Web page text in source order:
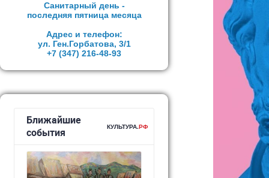
Санитарный день -
последняя пятница месяца
Адрес и телефон:
ул. Ген.Горбатова, 3/1
+7 (347) 216-48-93